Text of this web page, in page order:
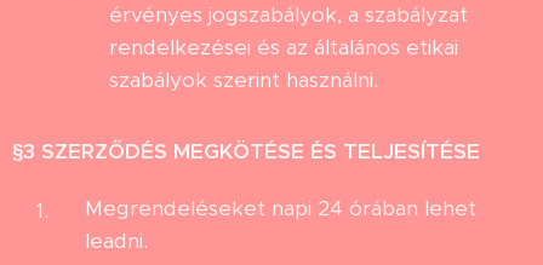
érvényes jogszabályok, a szabályzat
rendelkezései és az általános etikai
szabályok szerint használni.
§3 SZERZŐDÉS MEGKÖTÉSE ÉS TELJESÍTÉSE
Megrendeléseket napi 24 órában lehet
leadni.